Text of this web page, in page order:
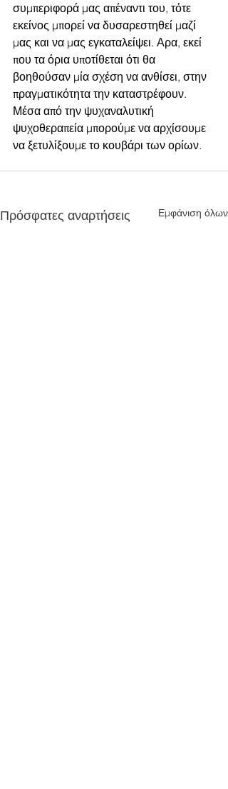
συμπεριφορά μας απέναντι του, τότε
εκείνος μπορεί να δυσαρεστηθεί μαζί
μας και να μας εγκαταλείψει. Αρα, εκεί
που τα όρια υποτίθεται ότι θα
βοηθούσαν μία σχέση να ανθίσει, στην
πραγματικότητα την καταστρέφουν.
Μέσα από την ψυχαναλυτική
ψυχοθεραπεία μπορούμε να αρχίσουμε
να ξετυλίξουμε το κουβάρι των ορίων.
Πρόσφατες αναρτήσεις Εμφάνιση όλων